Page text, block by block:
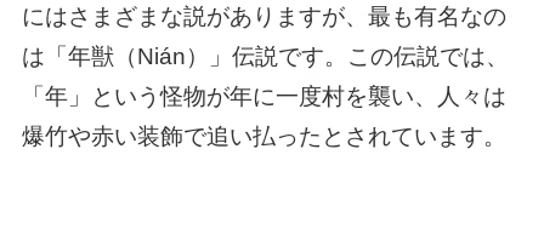
にはさまざまな説がありますが、最も有名なの
は「年獣（Nián）」伝説です。この伝説では、
「年」という怪物が年に一度村を襲い、人々は
爆竹や赤い装飾で追い払ったとされています。